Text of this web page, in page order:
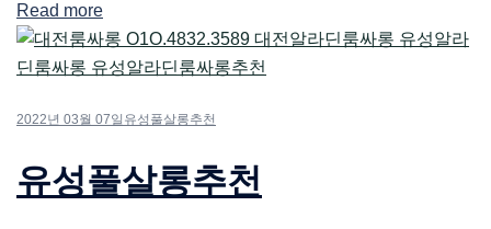
Share
Read more
2022년 03월 07일 유성풀살롱추천
유성풀살롱추천